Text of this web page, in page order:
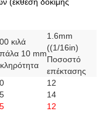
κιλά
10 mm
1.6mm
((1/16in)
Ποσοστό
επέκτασης
12
14
12